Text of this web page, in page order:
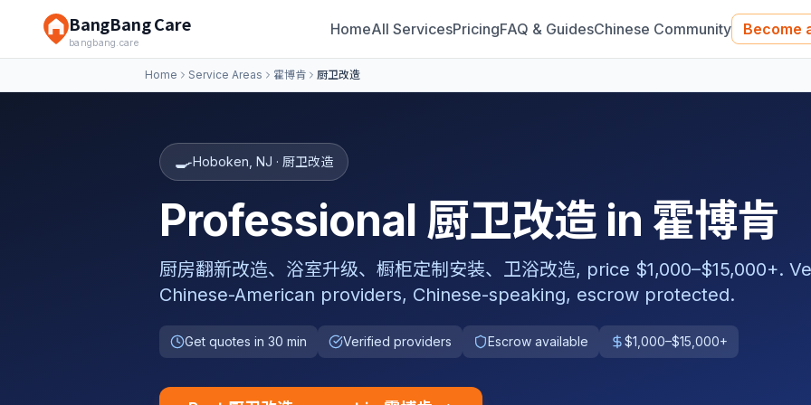
BangBang Care
bangbang.care
HomeAll ServicesPricingFAQ & GuidesChinese Community Become
Home Service Areas 霍博肯 厨卫改造
🍳Hoboken NJ · 厨卫改造
Professional 厨卫改造 in 霍博肯
厨房翻新改造、浴室升级、橱柜定制安装、卫浴改造, price $1,000–$15,000+.
Chinese-American providers, Chinese-speaking, escrow protected.
Get quotes in 30 min Verified providers Escrow available $1,000–$15,000+